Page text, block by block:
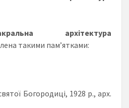
архітектура
такими пам’ятками:
Богородиці, 1928 р., арх.